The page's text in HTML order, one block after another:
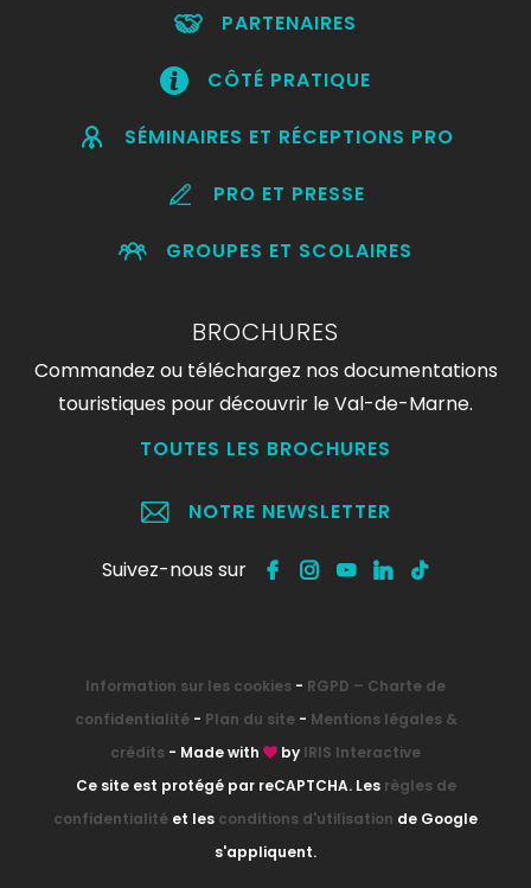
PARTENAIRES
CÔTÉ PRATIQUE
SÉMINAIRES ET RÉCEPTIONS PRO
PRO ET PRESSE
GROUPES ET SCOLAIRES
BROCHURES
Commandez ou téléchargez nos documentations
touristiques pour découvrir le Val-de-Marne.
TOUTES LES BROCHURES
NOTRE NEWSLETTER
Suivez-nous sur
Information sur les cookies - RGPD – Charte de
confidentialité- Plan du site- Mentions légales &
crédits - Made with by IRIS Interactive
Ce site est protégé par reCAPTCHA. Les règles de
confidentialité et les conditions d'utilisation de Google
s'appliquent.